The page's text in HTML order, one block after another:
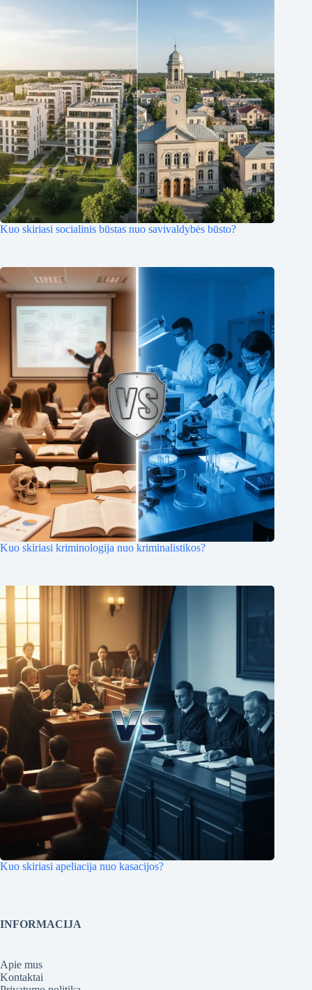
Kuo skiriasi socialinis būstas nuo savivaldybės būsto?
Kuo skiriasi kriminologija nuo kriminalistikos?
Kuo skiriasi apeliacija nuo kasacijos?
INFORMACIJA
Apie mus
Kontaktai